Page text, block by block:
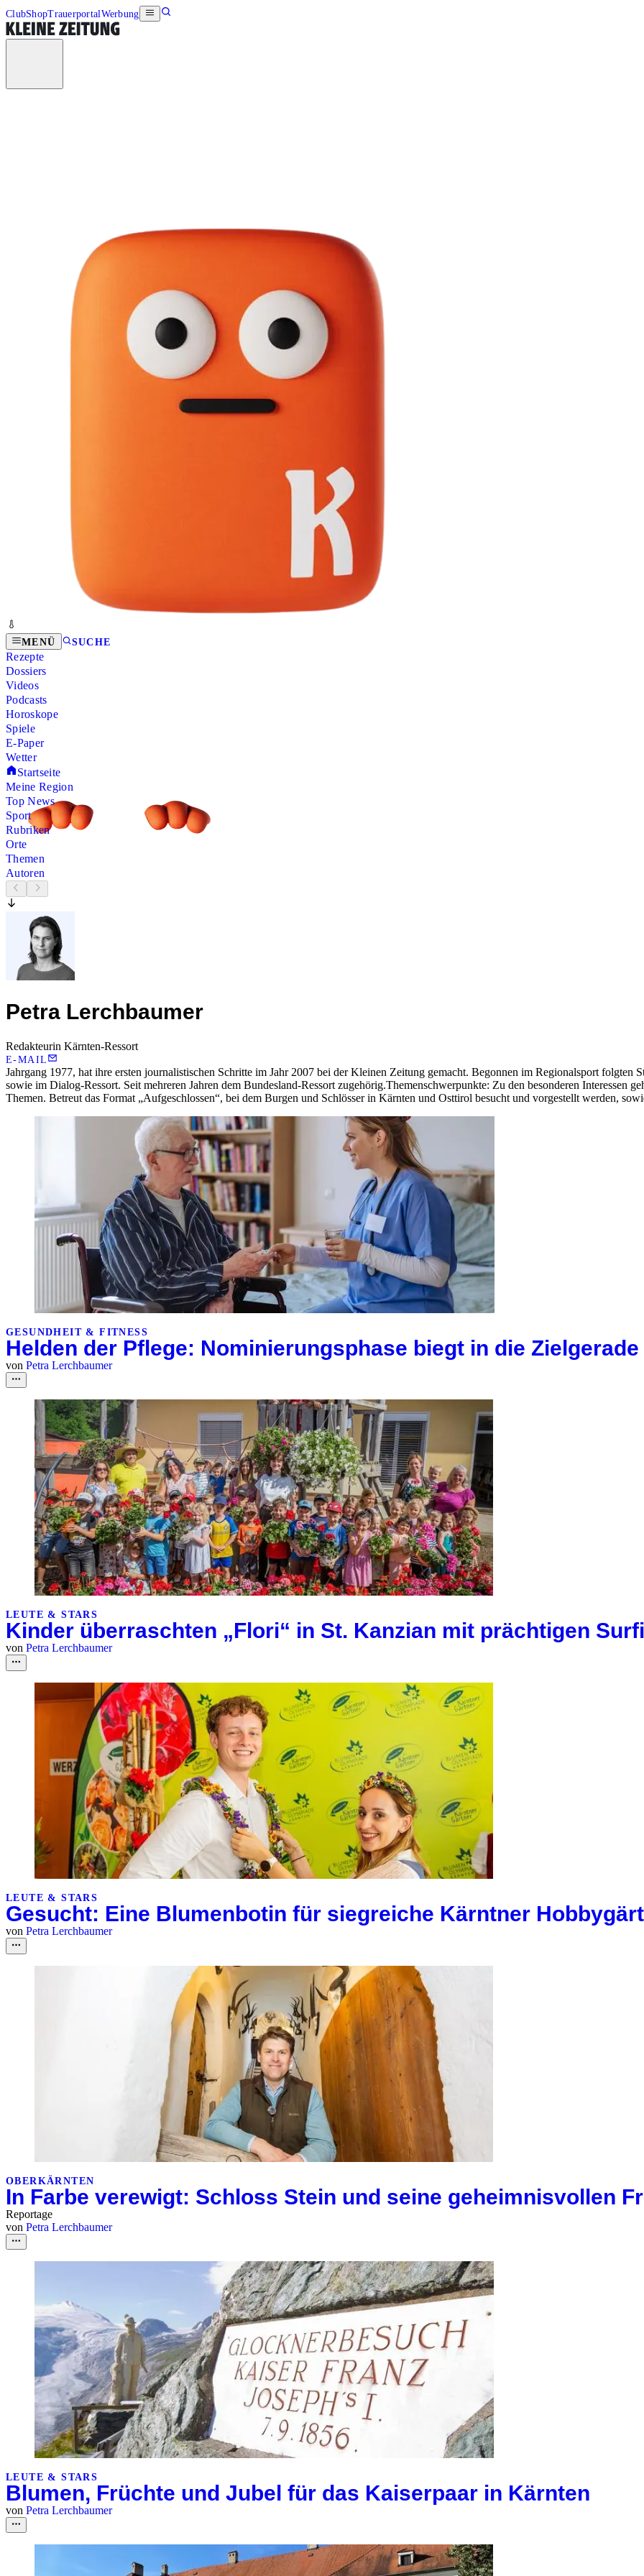
ClubShopTrauerportalWerbung
MENÜ SUCHE
Rezepte
Dossiers
Videos
Podcasts
Horoskope
Spiele
E-Paper
Wetter
Startseite
Meine Region
Top News
Sport
Rubriken
Orte
Themen
Autoren
Petra Lerchbaumer
Redakteurin Kärnten-Ressort
E-MAIL
Jahrgang 1977, hat ihre ersten journalistischen Schritte im Jahr 2007 bei der Kleinen Zeitung gemacht. Begonnen im Regionalsport
sowie im Dialog-Ressort. Seit mehreren Jahren dem Bundesland-Ressort zugehörig.Themenschwerpunkte: Zu den besonderen Interessen
Themen. Betreut das Format „Aufgeschlossen“, bei dem Burgen und Schlösser in Kärnten und Osttirol besucht und vorgestellt werden,
GESUNDHEIT & FITNESS
Helden der Pflege: Nominierungsphase biegt in die Zielgerade
von Petra Lerchbaumer
LEUTE & STARS
Kinder überraschten „Flori“ in St. Kanzian mit prächtigen
von Petra Lerchbaumer
LEUTE & STARS
Gesucht: Eine Blumenbotin für siegreiche Kärntner
von Petra Lerchbaumer
OBERKÄRNTEN
In Farbe verewigt: Schloss Stein und seine geheimnisvollen
Reportage
von Petra Lerchbaumer
LEUTE & STARS
Blumen, Früchte und Jubel für das Kaiserpaar in Kärnten
von Petra Lerchbaumer